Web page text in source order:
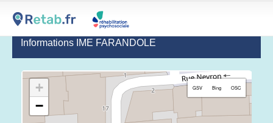
Informations IME FARANDOLE
+
−
GSV Bing OSC